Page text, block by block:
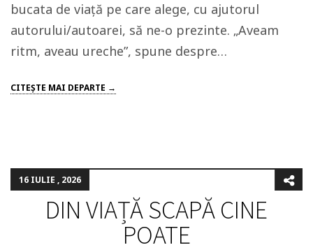
bucata de viață pe care alege, cu ajutorul
autorului/autoarei, să ne-o prezinte. „Aveam
ritm, aveau ureche”, spune despre…
CITEŞTE MAI DEPARTE →
16 IULIE , 2026
DIN VIAȚĂ SCAPĂ CINE
POATE